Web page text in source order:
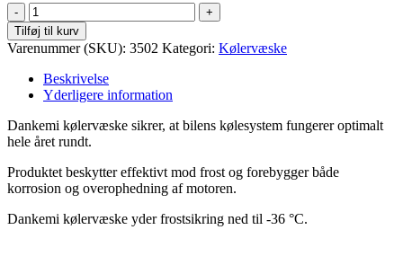
-
Longlife
48
Blå/Grøn
2,5L
antal
+
Tilføj til kurv
Varenummer (SKU): 3502 Kategori: Kølervæske
Beskrivelse
Yderligere information
Dankemi kølervæske sikrer, at bilens kølesystem fungerer optimalt
hele året rundt.
Produktet beskytter effektivt mod frost og forebyggerbåde
korrosion og overophedning af motoren.
Dankemi kølervæske yder frostsikring ned til -36 °C.